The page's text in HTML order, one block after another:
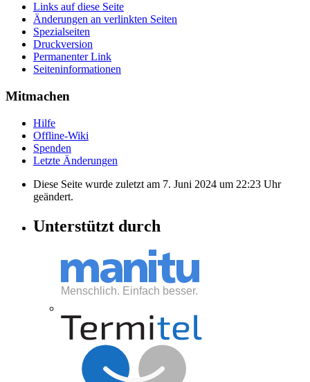
Links auf diese Seite
Änderungen an verlinkten Seiten
Spezialseiten
Druckversion
Permanenter Link
Seiten­informationen
Mitmachen
Hilfe
Offline-Wiki
Spenden
Letzte Änderungen
Diese Seite wurde zuletzt am 7. Juni 2024 um 22:23 Uhr
geändert.
Unterstützt durch